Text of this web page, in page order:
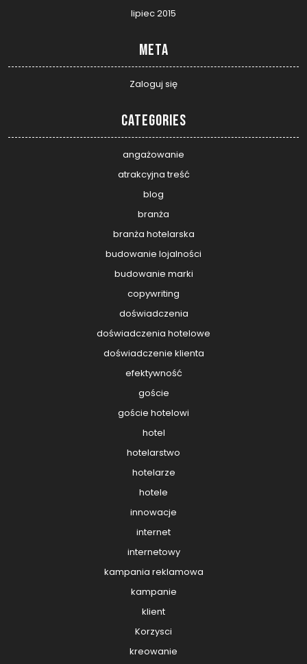
lipiec 2015
Meta
Zaloguj się
Categories
angażowanie
atrakcyjna treść
blog
branża
branża hotelarska
budowanie lojalności
budowanie marki
copywriting
doświadczenia
doświadczenia hotelowe
doświadczenie klienta
efektywność
goście
goście hotelowi
hotel
hotelarstwo
hotelarze
hotele
innowacje
internet
internetowy
kampania reklamowa
kampanie
klient
Korzysci
kreowanie